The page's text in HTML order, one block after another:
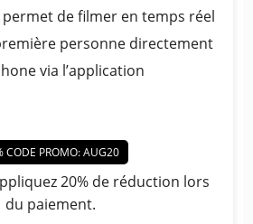
permet de filmer en temps réel
personne directement
via l’application
CODE PROMO: AUG20
20% de réduction lors
du paiement.